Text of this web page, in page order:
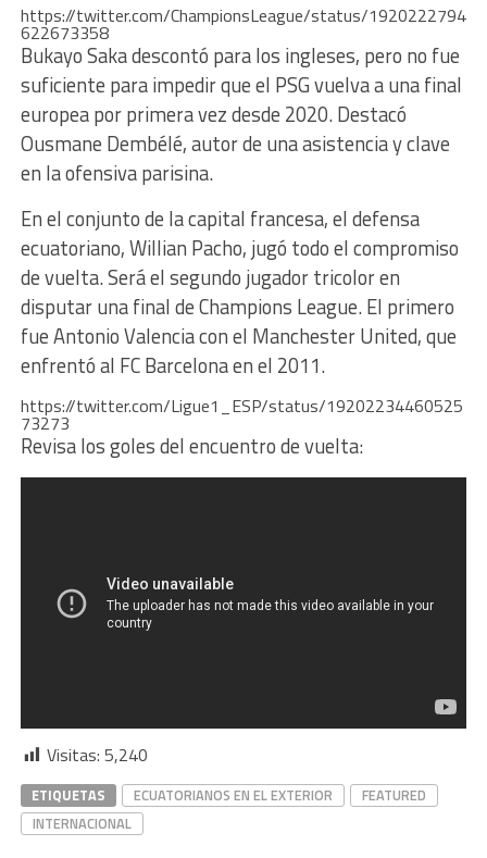
https://twitter.com/ChampionsLeague/status/1920222794
622673358
Bukayo Saka descontó para los ingleses, pero no fue
suficiente para impedir que el PSG vuelva a una final
europea por primera vez desde 2020. Destacó
Ousmane Dembélé, autor de una asistencia y clave
en la ofensiva parisina.
En el conjunto de la capital francesa, el defensa
ecuatoriano, Willian Pacho, jugó todo el compromiso
de vuelta. Será el segundo jugador tricolor en
disputar una final de Champions League. El primero
fue Antonio Valencia con el Manchester United, que
enfrentó al FC Barcelona en el 2011.
https://twitter.com/Ligue1_ESP/status/19202234460525
73273
Revisa los goles del encuentro de vuelta:
Visitas: 5,240
ETIQUETAS ECUATORIANOS EN EL EXTERIOR
FEATURED
INTERNACIONAL